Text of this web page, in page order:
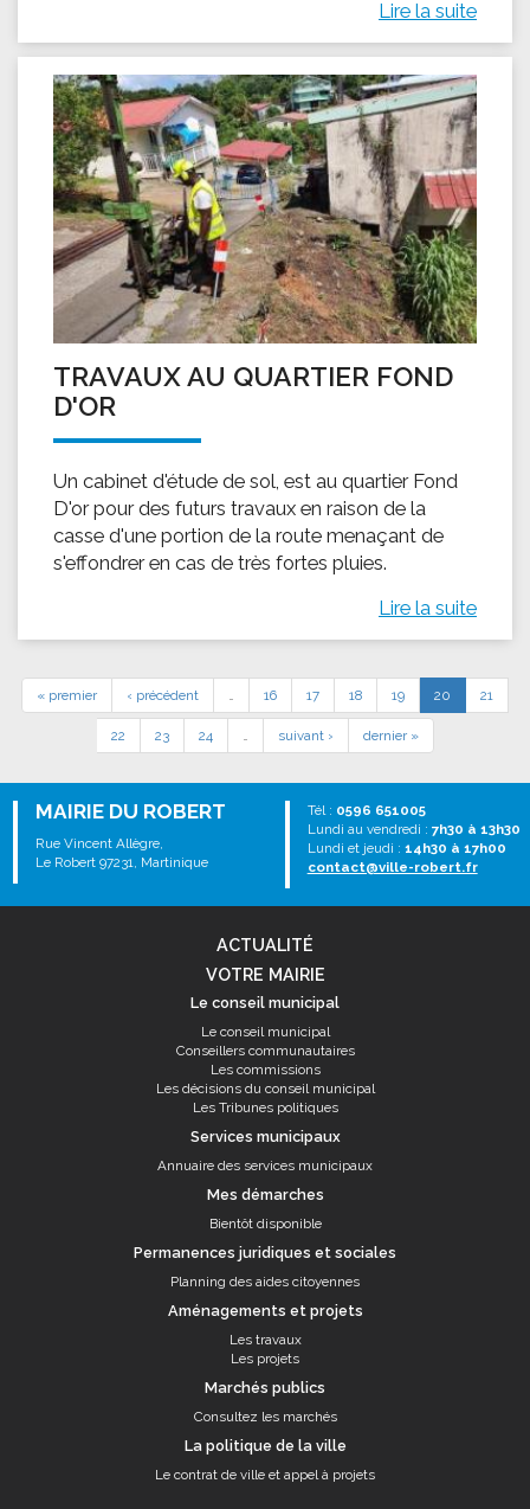
Lire la suite
TRAVAUX AU QUARTIER FOND
D'OR
Un cabinet d'étude de sol, est au quartier Fond
D'or pour des futurs travaux en raison de la
casse d'une portion de la route menaçant de
s'effondrer en cas de très fortes pluies.
Lire la suite
« premier ‹ précédent … 16 17 18 19 20 21
22 23 24 … suivant › dernier »
MAIRIE DU ROBERT
Rue Vincent Allègre,
Le Robert 97231, Martinique
Tél : 0596 651005
Lundi au vendredi : 7h30 à 13h30
Lundi et jeudi : 14h30 à 17h00
contact@ville-robert.fr
ACTUALITÉ
VOTRE MAIRIE
Le conseil municipal
Le conseil municipal
Conseillers communautaires
Les commissions
Les décisions du conseil municipal
Les Tribunes politiques
Services municipaux
Annuaire des services municipaux
Mes démarches
Bientôt disponible
Permanences juridiques et sociales
Planning des aides citoyennes
Aménagements et projets
Les travaux
Les projets
Marchés publics
Consultez les marchés
La politique de la ville
Le contrat de ville et appel à projets